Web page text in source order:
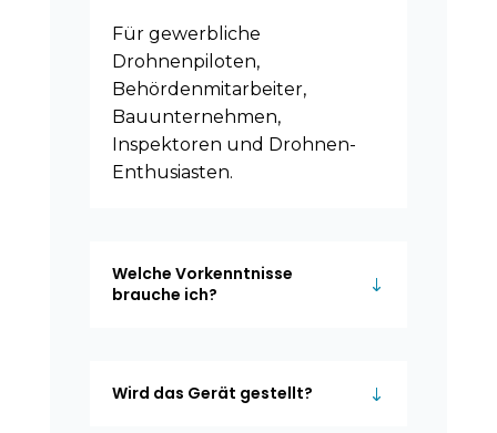
Für gewerbliche
Drohnenpiloten,
Behördenmitarbeiter,
Bauunternehmen,
Inspektoren und Drohnen-
Enthusiasten.
Welche Vorkenntnisse
brauche ich?
Wird das Gerät gestellt?